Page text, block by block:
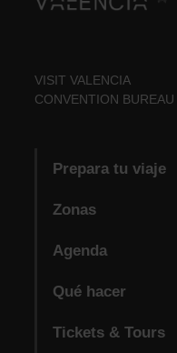
VISIT VALENCIA
CONVENTION BUREAU
Prepara tu viaje
Zonas
Agenda
Qué hacer
Tickets & Tours